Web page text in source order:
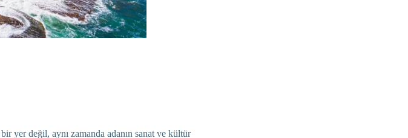
yer değil, aynı zamanda adanın sanat ve kültür